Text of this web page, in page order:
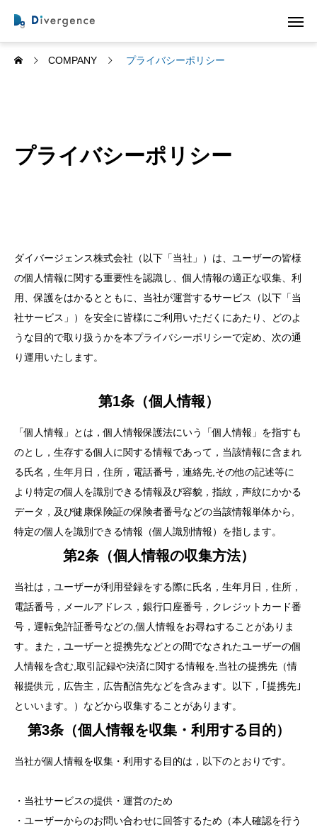
COMPANY プライバシーポリシー
プライバシーポリシー
ダイバージェンス株式会社（以下「当社」）は、ユーザーの皆様
の個人情報に関する重要性を認識し、個人情報の適正な収集、利
用、保護をはかるとともに、当社が運営するサービス（以下「当
社サービス」）を安全に皆様にご利用いただくにあたり、どのよ
うな目的で取り扱うかを本プライバシーポリシーで定め、次の通
り運用いたします。
第1条（個人情報）
「個人情報」とは，個人情報保護法にいう「個人情報」を指すも
のとし，生存する個人に関する情報であって，当該情報に含まれ
る氏名，生年月日，住所，電話番号，連絡先,その他の記述等に
より特定の個人を識別できる情報及び容貌，指紋，声紋にかかる
データ，及び健康保険証の保険者番号などの当該情報単体から,
特定の個人を識別できる情報（個人識別情報）を指します。
第2条（個人情報の収集方法）
当社は，ユーザーが利用登録をする際に氏名，生年月日，住所，
電話番号，メールアドレス，銀行口座番号，クレジットカード番
号，運転免許証番号などの,個人情報をお尋ねすることがありま
す。また，ユーザーと提携先などとの間でなされたユーザーの個
人情報を含む,取引記録や決済に関する情報を,当社の提携先（情
報提供元，広告主，広告配信先などを含みます。以下，｢提携先｣
といいます。）などから収集することがあります。
第3条（個人情報を収集・利用する目的）
当社が個人情報を収集・利用する目的は，以下のとおりです。
・当社サービスの提供・運営のため
・ユーザーからのお問い合わせに回答するため（本人確認を行う